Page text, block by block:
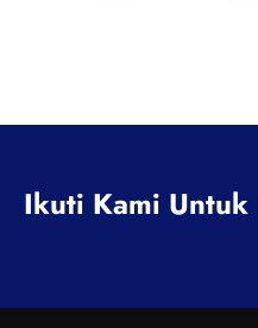
Ikuti Kami Untuk